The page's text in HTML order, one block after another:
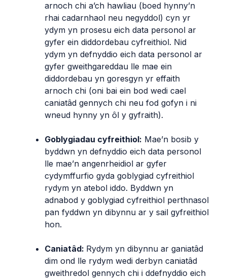
arnoch chi a’ch hawliau (boed hynny’n
rhai cadarnhaol neu negyddol) cyn yr
ydym yn prosesu eich data personol ar
gyfer ein diddordebau cyfreithiol. Nid
ydym yn defnyddio eich data personol ar
gyfer gweithgareddau lle mae ein
diddordebau yn goresgyn yr effaith
arnoch chi (oni bai ein bod wedi cael
caniatâd gennych chi neu fod gofyn i ni
wneud hynny yn ôl y gyfraith).
Goblygiadau cyfreithiol: Mae’n bosib y
byddwn yn defnyddio eich data personol
lle mae’n angenrheidiol ar gyfer
cydymffurfio gyda goblygiad cyfreithiol
rydym yn atebol iddo. Byddwn yn
adnabod y goblygiad cyfreithiol perthnasol
pan fyddwn yn dibynnu ar y sail gyfreithiol
hon.
Caniatâd: Rydym yn dibynnu ar ganiatâd
dim ond lle rydym wedi derbyn caniatâd
gweithredol gennych chi i ddefnyddio eich